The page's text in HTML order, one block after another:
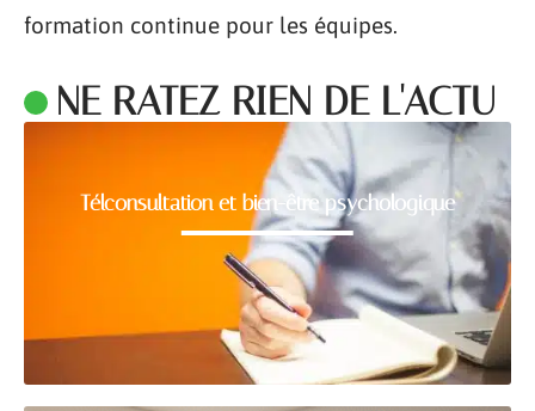
formation continue pour les équipes.
NE RATEZ RIEN DE L'ACTU
Télconsultation et bien-être psychologique